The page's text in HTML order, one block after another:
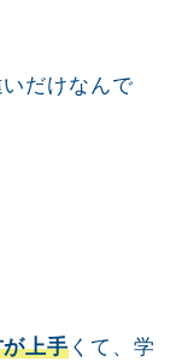
だけなんで
上手くて、学